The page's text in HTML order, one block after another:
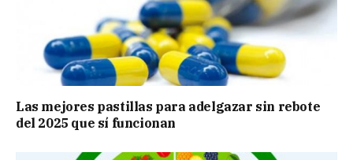
Las mejores pastillas para adelgazar sin rebote
del 2025 que sí funcionan